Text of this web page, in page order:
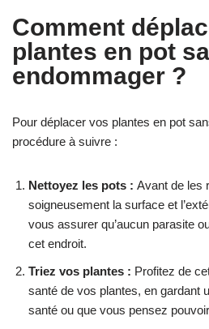
Comment
plantes en pot
endommager ?
Pour déplacer vos plantes en pot
procédure à suivre :
Nettoyez les pots : Avant de les
soigneusement la surface et
vous assurer qu’aucun parasite
cet endroit.
Triez vos plantes : Profitez de
santé de vos plantes, en gardant
santé ou que vous pensez